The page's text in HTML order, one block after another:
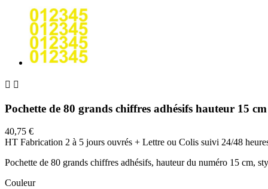
 
Pochette de 80 grands chiffres adhésifs hauteur 15 cm
40,75 €
HT Fabrication 2 à 5 jours ouvrés + Lettre ou Colis suivi 24/48
Pochette de 80 grands chiffres adhésifs, hauteur du numéro 15 cm,
Couleur